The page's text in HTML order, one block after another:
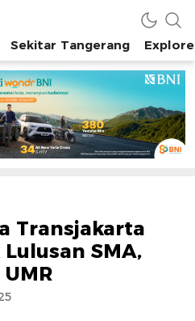
Tangerang Raya
Sekitar Tangerang
Transjakarta
SMA,